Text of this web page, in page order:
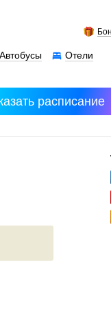
Отели
Автобусы
расписание